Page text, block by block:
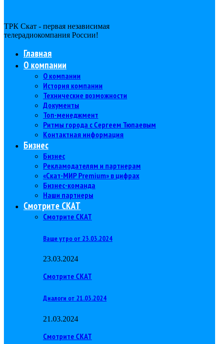
ТРК Скат - первая независимая
телерадиокомпания Роcсии!
Главная
О компании
О компании
История компании
Технические возможности
Документы
Топ-менеджмент
Ритмы города с Сергеем Тюпаевым
Контактная информация
Бизнес
Бизнес
Рекламодателям и партнерам
«Скат-МИР Premium» в цифрах
Бизнес-команда
Наши партнеры
Смотрите СКАТ
Смотрите СКАТ
Ваше утро от 23.03.2024
23.03.2024
Смотрите СКАТ
Диалоги от 21.03.2024
21.03.2024
Смотрите СКАТ